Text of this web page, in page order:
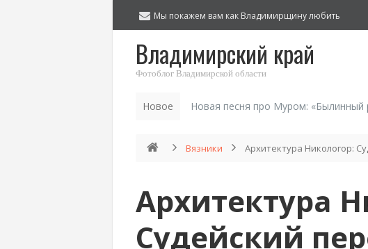
Мы покажем вам как Владимирщину любить
Владимирский край
Фотоблог Владимирской области
Новое Новая песня про Муром: «Былинный
Вязники Архитектура Никологор:
Архитектура
Судейский